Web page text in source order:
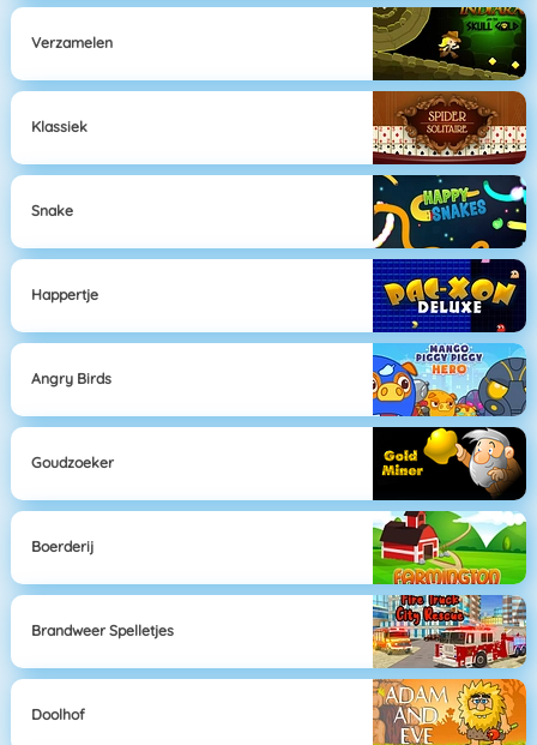
Verzamelen
Klassiek
Snake
Happertje
Angry Birds
Goudzoeker
Boerderij
Brandweer Spelletjes
Doolhof